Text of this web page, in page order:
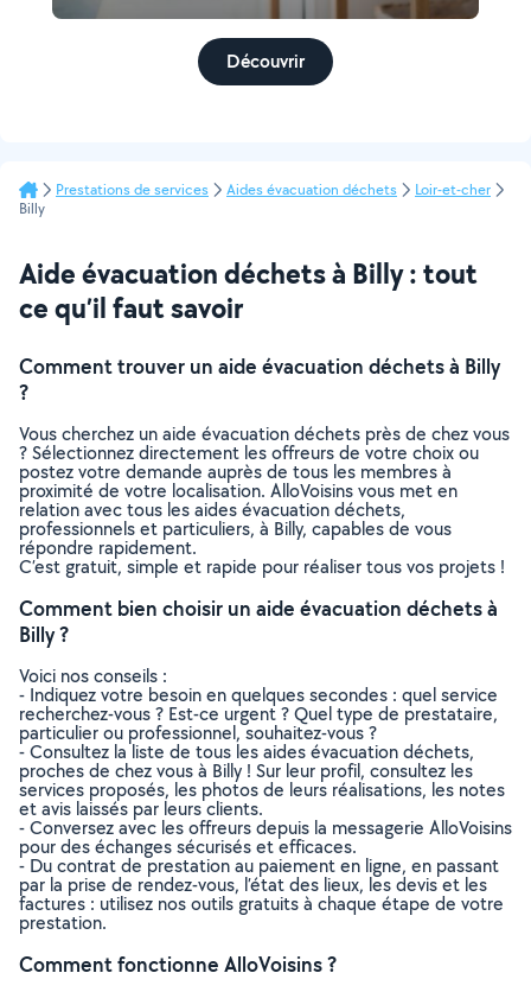
Découvrir
Prestations de services Aides évacuation déchets
Loir-et-cher
Billy
Aide évacuation déchets à Billy : tout
ce qu’il faut savoir
Comment trouver un aide évacuation déchets à Billy
?
Vous cherchez un aide évacuation déchets près de chez vous
? Sélectionnez directement les offreurs de votre choix ou
postez votre demande auprès de tous les membres à
proximité de votre localisation. AlloVoisins vous met en
relation avec tous les aides évacuation déchets,
professionnels et particuliers, à Billy, capables de vous
répondre rapidement.
C’est gratuit, simple et rapide pour réaliser tous vos projets !
Comment bien choisir un aide évacuation déchets à
Billy ?
Voici nos conseils :
- Indiquez votre besoin en quelques secondes : quel service
recherchez-vous ? Est-ce urgent ? Quel type de prestataire,
particulier ou professionnel, souhaitez-vous ?
- Consultez la liste de tous les aides évacuation déchets,
proches de chez vous à Billy ! Sur leur profil, consultez les
services proposés, les photos de leurs réalisations, les notes
et avis laissés par leurs clients.
- Conversez avec les offreurs depuis la messagerie AlloVoisins
pour des échanges sécurisés et efficaces.
- Du contrat de prestation au paiement en ligne, en passant
par la prise de rendez-vous, l’état des lieux, les devis et les
factures : utilisez nos outils gratuits à chaque étape de votre
prestation.
Comment fonctionne AlloVoisins ?